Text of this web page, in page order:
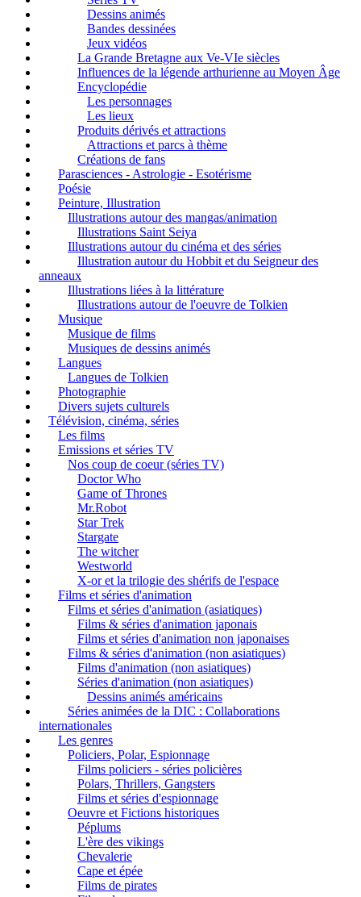
Dessins animés
Bandes dessinées
Jeux vidéos
La Grande Bretagne aux Ve-VIe siècles
Influences de la légende arthurienne au Moyen Âge
Encyclopédie
Les personnages
Les lieux
Produits dérivés et attractions
Attractions et parcs à thème
Créations de fans
Parasciences - Astrologie - Esotérisme
Poésie
Peinture, Illustration
Illustrations autour des mangas/animation
Illustrations Saint Seiya
Illustrations autour du cinéma et des séries
Illustration autour du Hobbit et du Seigneur des
anneaux
Illustrations liées à la littérature
Illustrations autour de l'oeuvre de Tolkien
Musique
Musique de films
Musiques de dessins animés
Langues
Langues de Tolkien
Photographie
Divers sujets culturels
Télévision, cinéma, séries
Les films
Emissions et séries TV
Nos coup de coeur (séries TV)
Doctor Who
Game of Thrones
Mr.Robot
Star Trek
Stargate
The witcher
Westworld
X-or et la trilogie des shérifs de l'espace
Films et séries d'animation
Films et séries d'animation (asiatiques)
Films & séries d'animation japonais
Films et séries d'animation non japonaises
Films & séries d'animation (non asiatiques)
Films d'animation (non asiatiques)
Séries d'animation (non asiatiques)
Dessins animés américains
Séries animées de la DIC : Collaborations
internationales
Les genres
Policiers, Polar, Espionnage
Films policiers - séries policières
Polars, Thrillers, Gangsters
Films et séries d'espionnage
Oeuvre et Fictions historiques
Péplums
L'ère des vikings
Chevalerie
Cape et épée
Films de pirates